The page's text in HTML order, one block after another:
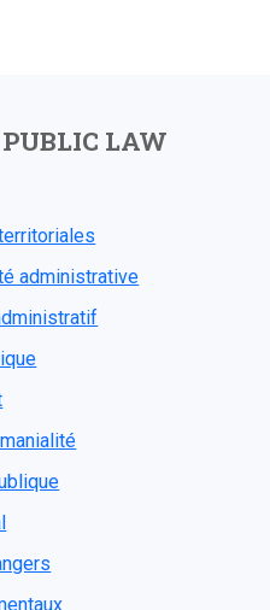
PUBLIC LAW
administrative